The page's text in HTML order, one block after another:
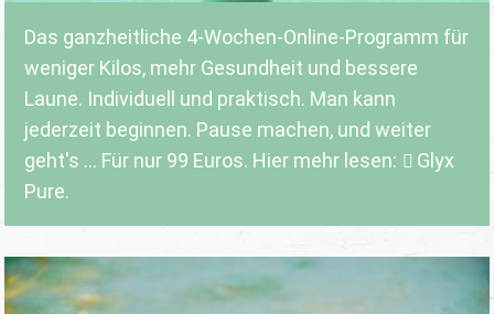
Das ganzheitliche 4-Wochen-Online-Programm für
weniger Kilos, mehr Gesundheit und bessere
Laune. Individuell und praktisch. Man kann
jederzeit beginnen. Pause machen, und weiter
geht's ... Für nur 99 Euros. Hier mehr lesen:
Glyx
Pure.